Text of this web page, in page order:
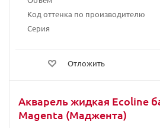
Код оттенка по производителю
Серия
Отложить
Акварель жидкая Ecoline
Magenta (Маджента)